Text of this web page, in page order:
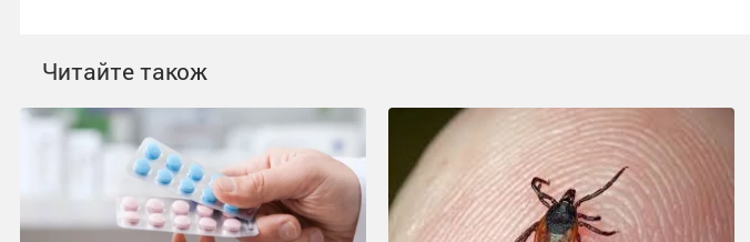
Читайте також